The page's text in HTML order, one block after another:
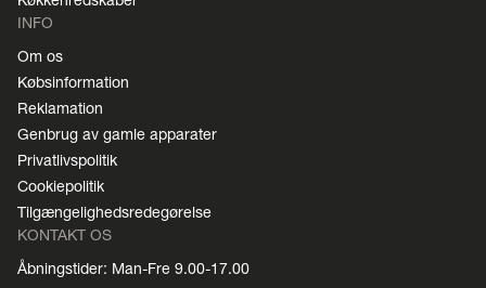
INFO
Om os
Købsinformation
Reklamation
Genbrug av gamle apparater
Privatlivspolitik
Cookiepolitik
Tilgængelighedsredegørelse
KONTAKT OS
Åbningstider: Man-Fre 9.00-17.00